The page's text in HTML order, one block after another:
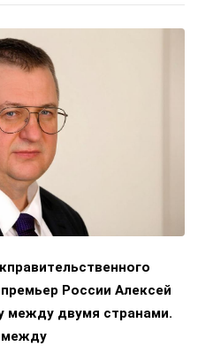
России Алексей
между двумя странами.
между